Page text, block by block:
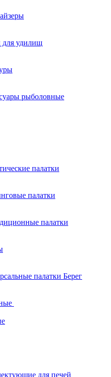
для удилищ
рыболовные
палатки
палатки
палатки
палатки Берег
для печей